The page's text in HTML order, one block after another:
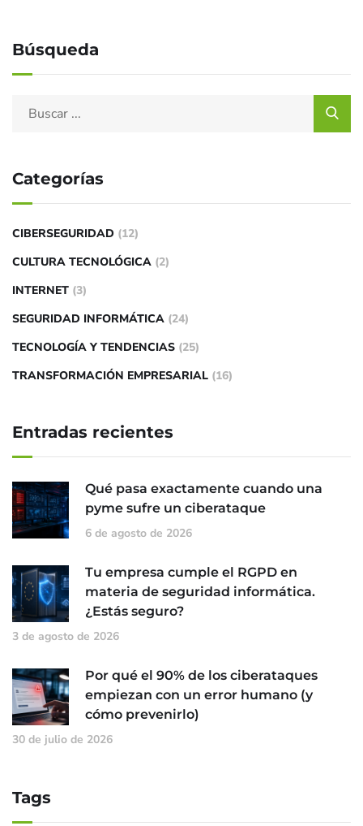
Búsqueda
Categorías
CIBERSEGURIDAD (12)
CULTURA TECNOLÓGICA (2)
INTERNET (3)
SEGURIDAD INFORMÁTICA (24)
TECNOLOGÍA Y TENDENCIAS (25)
TRANSFORMACIÓN EMPRESARIAL (16)
Entradas recientes
Qué pasa exactamente cuando una
pyme sufre un ciberataque
6 de agosto de 2026
Tu empresa cumple el RGPD en
materia de seguridad informática.
¿Estás seguro?
3 de agosto de 2026
Por qué el 90% de los ciberataques
empiezan con un error humano (y
cómo prevenirlo)
30 de julio de 2026
Tags